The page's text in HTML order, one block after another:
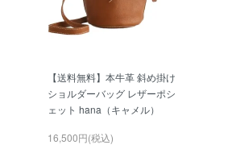
【送料無料】本牛革 斜め掛け
ショルダーバッグ レザーポシ
ェット hana（キャメル）
16,500円(税込)